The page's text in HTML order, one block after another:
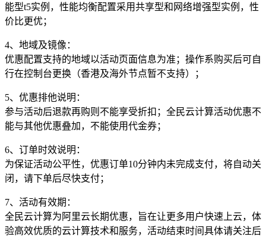
能型t5实例，性能均衡配置采用共享型和网络增强型实例，性
价比更优；
4、地域及镜像：
优惠配置支持的地域以活动页面信息为准；操作系购买后可自
行在控制台更换（香港及海外节点暂不支持）；
5、优惠排他说明：
参与活动后退款再购则不能享受折扣；全民云计算活动优惠不
能与其他优惠叠加，不能使用代金券；
6、订单时效说明：
为保证活动公平性，优惠订单10分钟内未完成支付，将自动关
闭，请下单后尽快支付；
7、活动有效期：
全民云计算为阿里云长期优惠，旨在让更多用户快速上云，体
验高效优质的云计算技术和服务，活动结束时间具体请关注后